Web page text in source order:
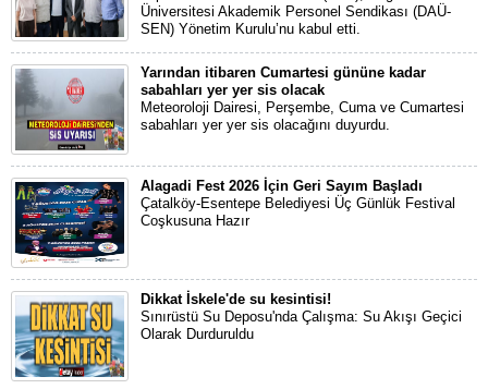
Üniversitesi Akademik Personel Sendikası (DAÜ-
SEN) Yönetim Kurulu’nu kabul etti.
Yarından itibaren Cumartesi gününe kadar
sabahları yer yer sis olacak
Meteoroloji Dairesi, Perşembe, Cuma ve Cumartesi
sabahları yer yer sis olacağını duyurdu.
Alagadi Fest 2026 İçin Geri Sayım Başladı
Çatalköy-Esentepe Belediyesi Üç Günlük Festival
Coşkusuna Hazır
Dikkat İskele'de su kesintisi!
Sınırüstü Su Deposu'nda Çalışma: Su Akışı Geçici
Olarak Durduruldu